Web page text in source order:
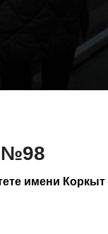
№98
имени Коркыт